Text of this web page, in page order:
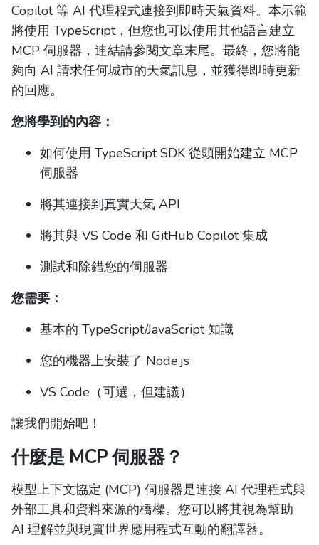
Copilot 等 AI 代理程式連接到即時天氣資料。本示範
將使用 TypeScript，但您也可以使用其他語言建立
MCP 伺服器，連結請參閱文章末尾。最終，您將能
夠向 AI 請求任何城市的天氣訊息，並獲得即時更新
的回應。
您將學到的內容：
如何使用 TypeScript SDK 從頭開始建立 MCP
伺服器
將其連接到真實天氣 API
將其與 VS Code 和 GitHub Copilot 集成
測試和除錯您的伺服器
您需要：
基本的 TypeScript/JavaScript 知識
您的機器上安裝了 Node.js
VS Code（可選，但建議）
讓我們開始吧！
什麼是 MCP 伺服器？
模型上下文協定 (MCP) 伺服器是連接 AI 代理程式與
外部工具和資料來源的橋樑。您可以將其視為幫助
AI 理解並與現實世界應用程式互動的翻譯器。